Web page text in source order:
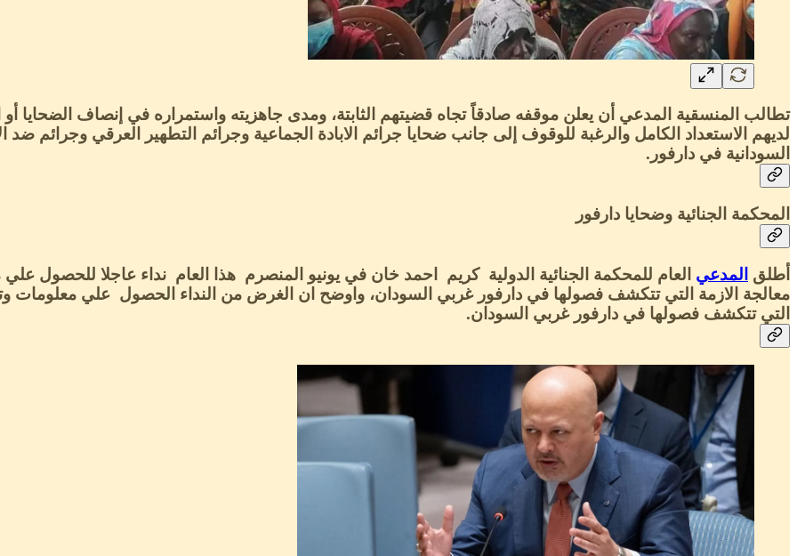
تطالب المنسقية المدعي أن يعلن موقفه صادقاً تجاه قضيتهم الثابتة، ومدى جاهزيته واستمراره في إنصاف الضحايا أو
لديهم الاستعداد الكامل والرغبة للوقوف إلى جانب ضحايا جرائم الابادة الجماعية وجرائم التطهير العرقي وجرائم
السودانية في دارفور.
المحكمة الجنائية وضحايا دارفور
أطلق المدعي العام للمحكمة الجنائية الدولية كريم احمد خان في يونيو المنصرم هذا العام نداء عاجلا للحصول
معالجة الازمة التي تتكشف فصولها في دارفور غربي السودان، واوضح ان الغرض من النداء الحصول علي معلومات
التي تتكشف فصولها في دارفور غربي السودان.